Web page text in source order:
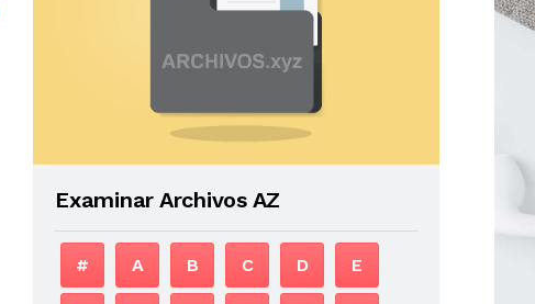
Examinar Archivos AZ
# A B C D E